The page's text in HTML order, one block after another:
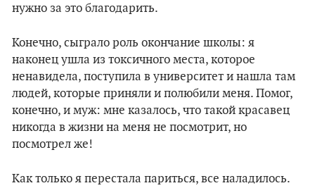
нужно за это благодарить.
Конечно, сыграло роль окончание школы: я
наконец ушла из токсичного места, которое
ненавидела, поступила в университет и нашла там
людей, которые приняли и полюбили меня. Помог,
конечно, и муж: мне казалось, что такой красавец
никогда в жизни на меня не посмотрит, но
посмотрел же!
Как только я перестала париться, все наладилось.